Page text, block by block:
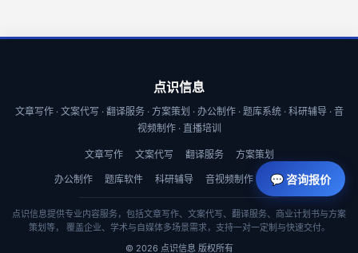
点识信息
文章写作 · 文案代写 · 翻译服务 · 方案策划 · 办公制作 · 题库系统 · 科研辅导 · 音
视频制作 · 直播培训
文章写作 文案代写 翻译服务 方案策划
办公制作 题库软件 科研辅导 音视频制作 直播培训
点识信息提供专业内容服务，包括文章写作、文案代写、翻译服务、商业计划书与方案
策划等， 覆盖企业、学术与自媒体多场景需求，支持一对一定制与快速交付。
© 2026 点识信息 版权所有
💬 咨询报价